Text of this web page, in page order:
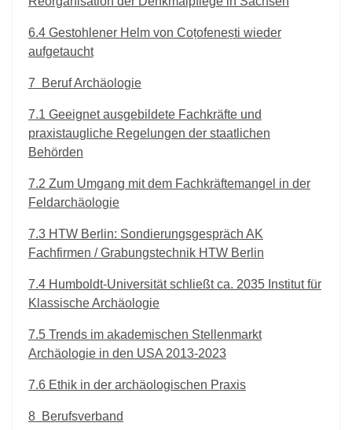
6.4 Gestohlener Helm von Coțofenești wieder
aufgetaucht
7 Beruf Archäologie
7.1 Geeignet ausgebildete Fachkräfte und
praxistaugliche Regelungen der staatlichen
Behörden
7.2 Zum Umgang mit dem Fachkräftemangel in der
Feldarchäologie
7.3 HTW Berlin: Sondierungsgespräch AK
Fachfirmen / Grabungstechnik HTW Berlin
7.4 Humboldt-Universität schließt ca. 2035 Institut für
Klassische Archäologie
7.5 Trends im akademischen Stellenmarkt
Archäologie in den USA 2013-2023
7.6 Ethik in der archäologischen Praxis
8 Berufsverband